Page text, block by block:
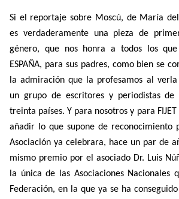
Si el reportaje sobre Moscú, de María
es verdaderamente una pieza de
género, que nos honra a todos los que
ESPAÑA, para sus padres, como bien se
la admiración que la profesamos al
un grupo de escritores y periodistas
treinta países. Y para nosotros y para FIJET
añadir lo que supone de reconocimiento
Asociación ya celebrara, hace un par de
mismo premio por el asociado Dr. Luis
la única de las Asociaciones Nacionales
Federación, en la que ya se ha